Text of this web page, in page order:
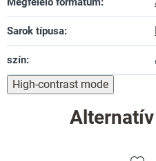
Sarok típusa:
szín:
High-contrast mode